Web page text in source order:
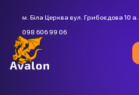
м. Біла Церква вул. Грибоєдова 10 а.
098 606 99 06